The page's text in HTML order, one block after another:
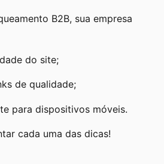
B2B, sua empresa
do site;
de qualidade;
para dispositivos móveis.
cada uma das dicas!